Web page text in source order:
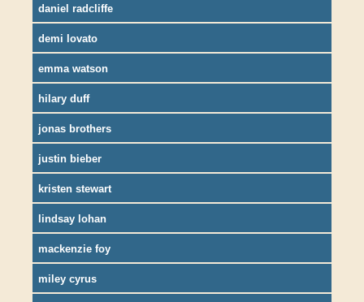
daniel radcliffe
demi lovato
emma watson
hilary duff
jonas brothers
justin bieber
kristen stewart
lindsay lohan
mackenzie foy
miley cyrus